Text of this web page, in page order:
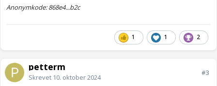
Anonymkode: 868e4...b2c
1 1 2
petterm
Skrevet 10. oktober 2024
#3